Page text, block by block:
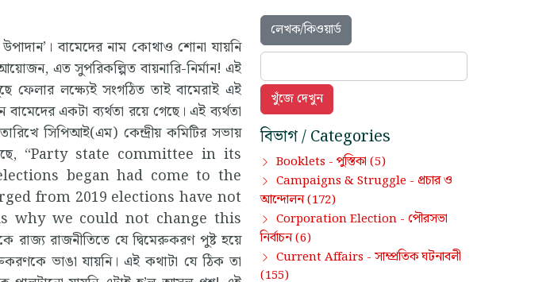
বামেদের নাম কোথাও শোনা যায়নি
এত সুপরিকল্পিত বায়নারি-নির্মান! এই
ফেলার লক্ষ্যেই সংগঠিত তাই বামেরাই এই
একটা ব্যর্থতা রয়ে গেছে। এই ব্যর্থতা
সিপিআই(এম) কেন্দ্রীয় কমিটির সভায়
হয়েছে, “Party state committee in its
began had come to the
from 2019 elections have not
why we could not change this
রাজনীতিতে যে দ্বিমেরুকরণ পুষ্ট হয়ে
ভাঙা যায়নি। এই কথাটা যে ঠিক তা
লেখক/কিওয়ার্ড
বিভাগ / Categories
Booklets - পুস্তিকা (5)
Campaigns & Struggle - প্রচার ও
আন্দোলন(172)
Corporation Election - পৌরসভা
নির্বাচন(6)
Current Affairs - সাম্প্রতিক ঘটনাবলী
(155)